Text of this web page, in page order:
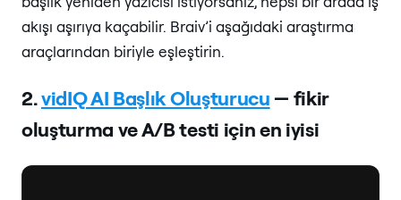
akışı aşırıya kaçabilir. Braiv’i aşağıdaki araştırma
araçlarından biriyle eşleştirin.
2.vidIQ AI Başlık Oluşturucu — fikir
oluşturma ve A/B testi için en iyisi